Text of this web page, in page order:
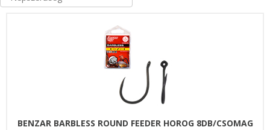
BENZAR BARBLESS ROUND FEEDER HOROG 8DB/CSOMAG